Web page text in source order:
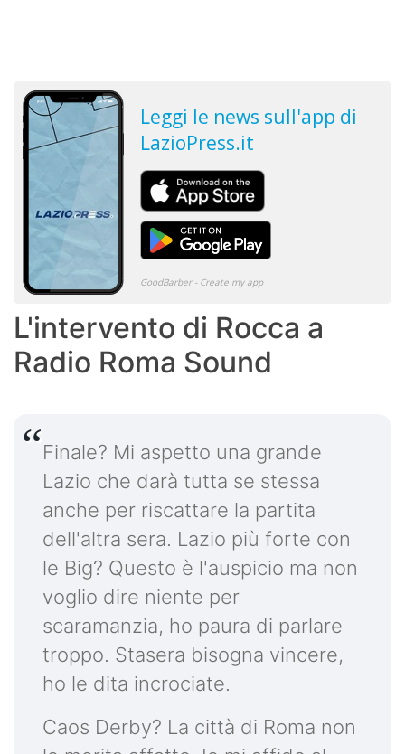
L'intervento di Rocca a
Radio Roma Sound
Finale? Mi aspetto una grande
Lazio che darà tutta se stessa
anche per riscattare la partita
dell'altra sera. Lazio più forte con
le Big? Questo è l'auspicio ma non
voglio dire niente per
scaramanzia, ho paura di parlare
troppo. Stasera bisogna vincere,
ho le dita incrociate.
Caos Derby? La città di Roma non